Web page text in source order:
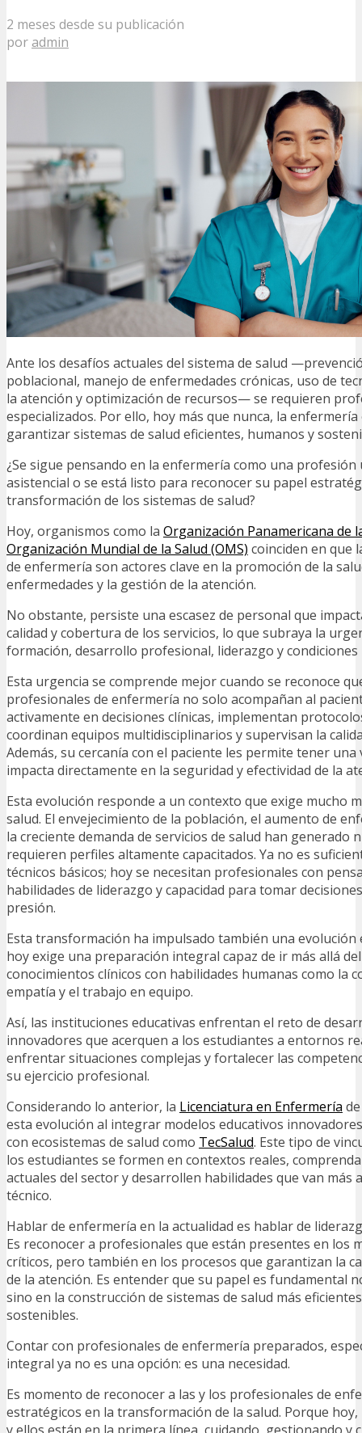
2 meses desde su publicación
poradmin
Ante los desafíos actuales del sistema de salud
poblacional, manejo de enfermedades crónicas, uso de
la atención y optimización de recursos— se requieren
especializados. Por ello, hoy más que nunca, la enfermería
garantizar sistemas de salud eficientes, humanos y
¿Se sigue pensando en la enfermería como una profesión
asistencial o se está listo para reconocer su papel
transformación de los sistemas de salud?
Hoy, organismos como la Organización Panamericana de
Organización Mundial de la Salud (OMS) coinciden en que
de enfermería son actores clave en la promoción de la
enfermedades y la gestión de la atención.
No obstante, persiste una escasez de personal que
calidad y cobertura de los servicios, lo que subraya la
formación, desarrollo profesional, liderazgo y condiciones
Esta urgencia se comprende mejor cuando se reconoce
profesionales de enfermería no solo acompañan al
activamente en decisiones clínicas, implementan
coordinan equipos multidisciplinarios y supervisan la
Además, su cercanía con el paciente les permite tener
impacta directamente en la seguridad y efectividad de la
Esta evolución responde a un contexto que exige mucho
salud. El envejecimiento de la población, el aumento de
la creciente demanda de servicios de salud han generado
requieren perfiles altamente capacitados. Ya no es
técnicos básicos; hoy se necesitan profesionales con
habilidades de liderazgo y capacidad para tomar
presión.
Esta transformación ha impulsado también una evolución
hoy exige una preparación integral capaz de ir más allá
conocimientos clínicos con habilidades humanas como la
empatía y el trabajo en equipo.
Así, las instituciones educativas enfrentan el reto de
innovadores que acerquen a los estudiantes a entornos
enfrentar situaciones complejas y fortalecer las
su ejercicio profesional.
Considerando lo anterior, la Licenciatura en Enfermería
esta evolución al integrar modelos educativos
con ecosistemas de salud como TecSalud. Este tipo de
los estudiantes se formen en contextos reales,
actuales del sector y desarrollen habilidades que van más
técnico.
Hablar de enfermería en la actualidad es hablar de
Es reconocer a profesionales que están presentes en los
críticos, pero también en los procesos que garantizan la
de la atención. Es entender que su papel es fundamental
sino en la construcción de sistemas de salud más
sostenibles.
Contar con profesionales de enfermería preparados,
integral ya no es una opción: es una necesidad.
Es momento de reconocer a las y los profesionales de
estratégicos en la transformación de la salud. Porque hoy,